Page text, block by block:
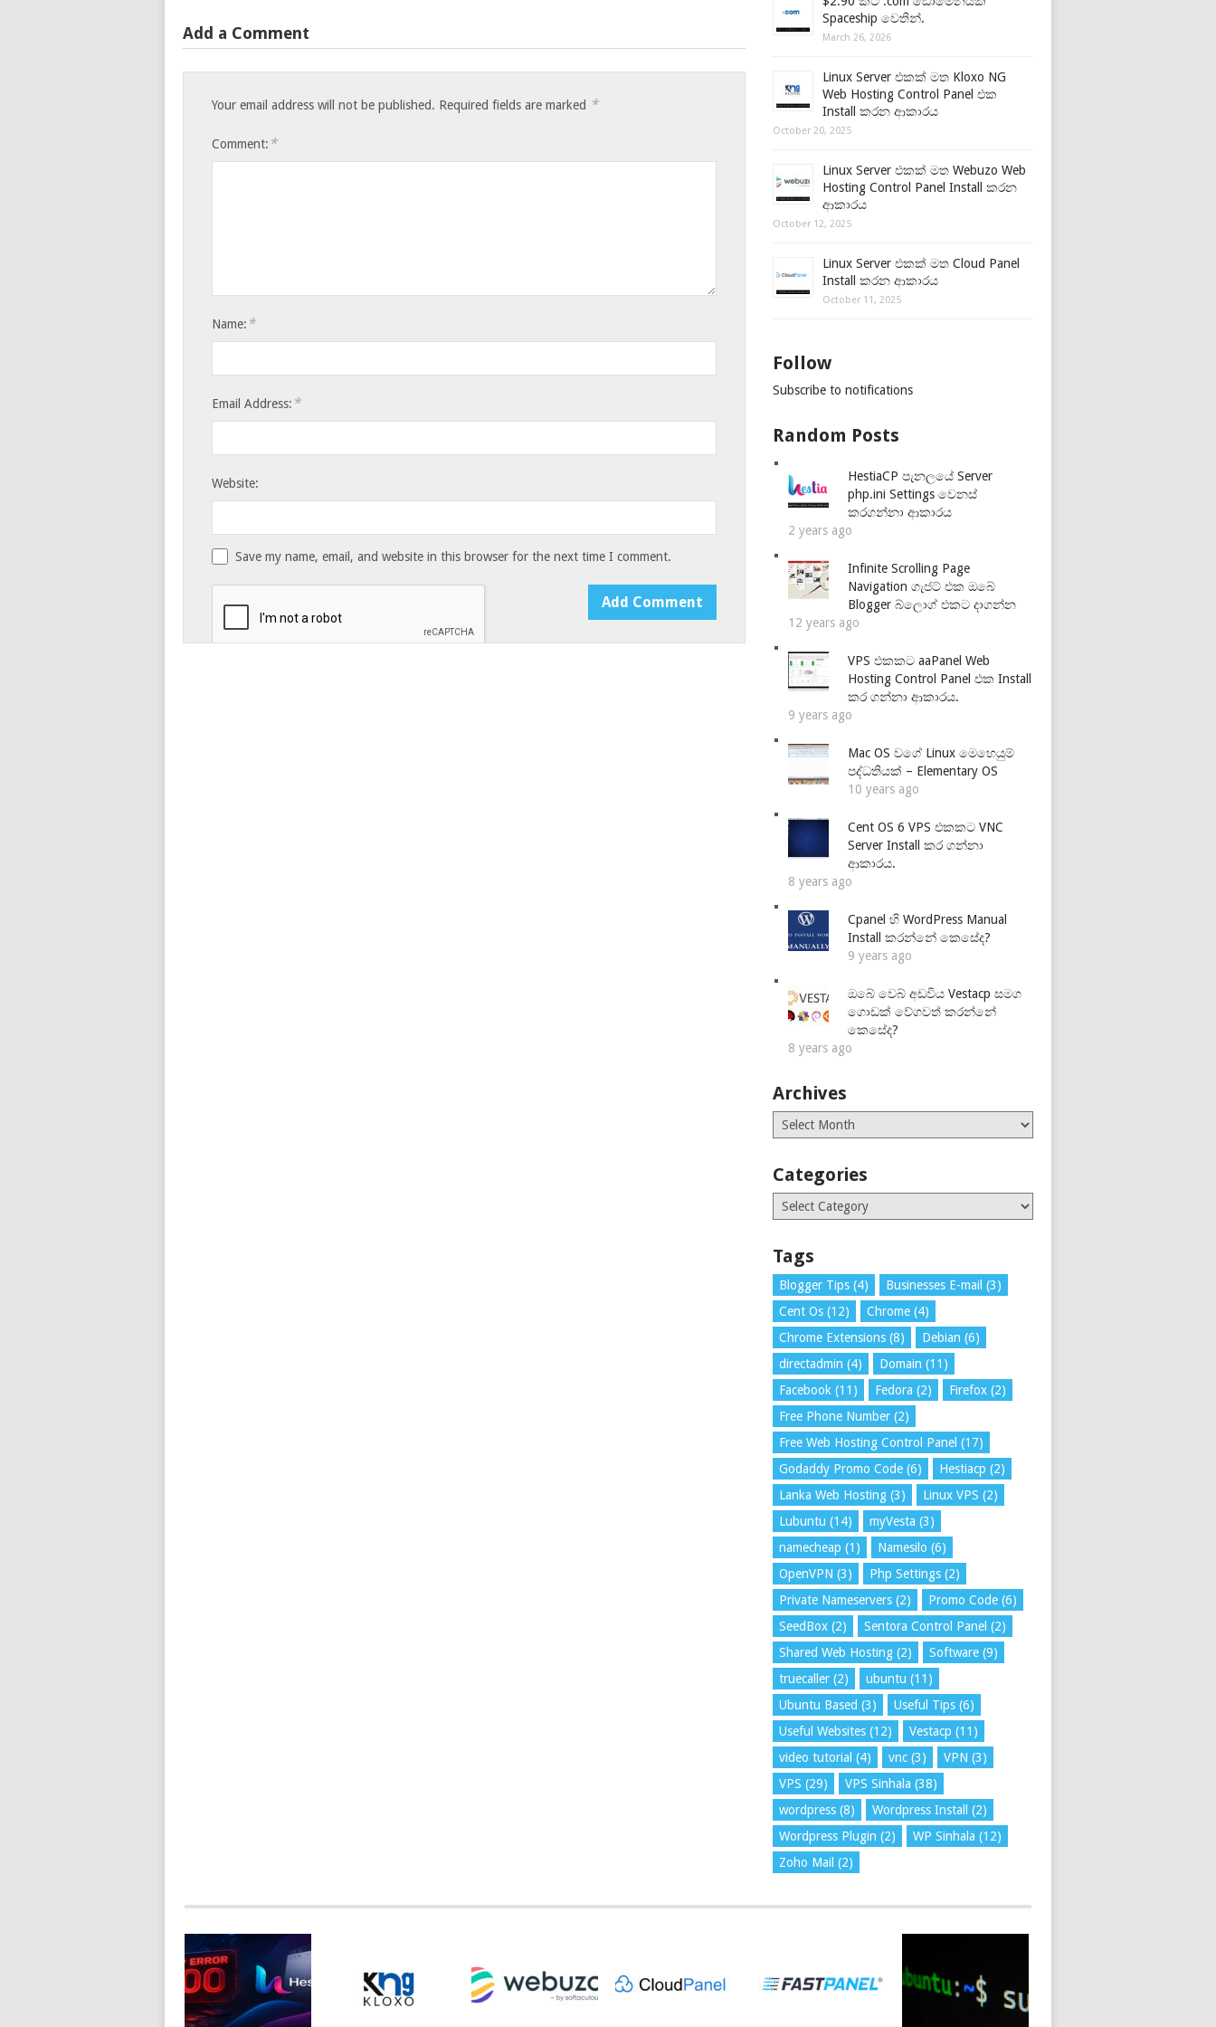
Add a Comment
Your email address will not be published. Required fields are marked *
Comment: *
Name: *
Email Address: *
Website:
Save my name, email, and website in this browser for the next time I comment.
Spaceship වෙතින්.
March 26, 2026
Linux Server එකක් මත Kloxo NG
Web Hosting Control Panel එක
Install කරන ආකාරය
October 20, 2025
Linux Server එකක් මත Webuzo Web
Hosting Control Panel Install කරන
ආකාරය
October 12, 2025
Linux Server එකක් මත Cloud Panel
Install කරන ආකාරය
October 11, 2025
Follow
Subscribe to notifications
Random Posts
HestiaCP පැනලයේ Server
php.ini Settings වෙනස්
කරගන්නා ආකාරය
2 years ago
Infinite Scrolling Page
Navigation ගැජට් එක ඔබේ
Blogger බ්ලොග් එකට දාගන්න
12 years ago
VPS එකකට aaPanel Web
Hosting Control Panel එක Install
කර ගන්නා ආකාරය.
9 years ago
Mac OS වගේ Linux මෙහෙයුම්
පද්ධතියක් – Elementary OS
10 years ago
Cent OS 6 VPS එකකට VNC
Server Install කර ගන්නා
ආකාරය.
8 years ago
Cpanel හි WordPress Manual
Install කරන්නේ කෙසේද?
9 years ago
ඔබේ වෙබ් අඩවිය Vestacp සමග
ගොඩක් වේගවත් කරන්නේ
කෙසේද?
8 years ago
Archives
Archives
Categories
Categories
Tags
Blogger Tips (4) Businesses E-mail (3)
Cent Os (12) Chrome (4)
Chrome Extensions (8) Debian (6)
directadmin (4) Domain (11)
Facebook (11) Fedora (2) Firefox (2)
Free Phone Number (2)
Free Web Hosting Control Panel (17)
Godaddy Promo Code (6) Hestiacp (2)
Lanka Web Hosting (3) Linux VPS (2)
Lubuntu (14) myVesta (3)
namecheap (1) Namesilo (6)
OpenVPN (3) Php Settings (2)
Private Nameservers (2) Promo Code (6)
SeedBox (2) Sentora Control Panel (2)
Shared Web Hosting (2) Software (9)
truecaller (2) ubuntu (11)
Ubuntu Based (3) Useful Tips (6)
Useful Websites (12) Vestacp (11)
video tutorial (4) vnc (3) VPN (3)
VPS (29) VPS Sinhala (38)
wordpress (8) Wordpress Install
(2)
Wordpress Plugin (2) WP Sinhala (12)
Zoho Mail (2)